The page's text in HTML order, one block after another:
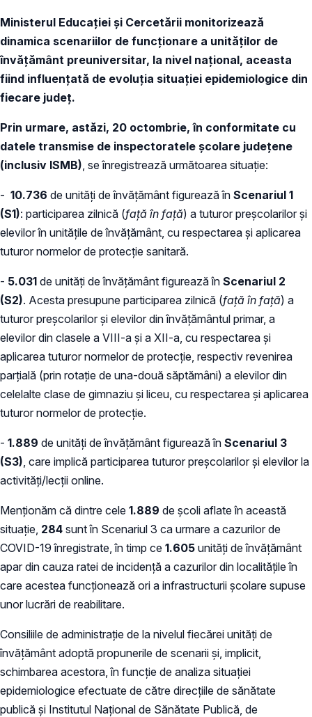
Ministerul Educației și Cercetării monitorizează
dinamica scenariilor de funcționare a unităților de
învățământ preuniversitar, la nivel național, aceasta
fiind influențată de evoluția situației epidemiologice din
fiecare județ.
Prin urmare, astăzi, 20 octombrie, în conformitate cu
datele transmise de inspectoratele școlare județene
(inclusiv ISMB) , se înregistrează următoarea situație:
- 10.736 de unități de învățământ figurează în Scenariul 1
(S1): participarea zilnică (față în față) a tuturor preșcolarilor și
elevilor în unitățile de învățământ, cu respectarea și aplicarea
tuturor normelor de protecție sanitară.
- 5.031 de unități de învățământ figurează în Scenariul 2
(S2). Acesta presupune participarea zilnică (față în față) a
tuturor preșcolarilor și elevilor din învățământul primar, a
elevilor din clasele a VIII-a și a XII-a, cu respectarea și
aplicarea tuturor normelor de protecție, respectiv revenirea
parțială (prin rotație de una-două săptămâni) a elevilor din
celelalte clase de gimnaziu și liceu, cu respectarea și aplicarea
tuturor normelor de protecție.
- 1.889 de unități de învățământ figurează în Scenariul 3
(S3) , care implică participarea tuturor preșcolarilor și elevilor la
activități/lecții online.
Menționăm că dintre cele 1.889 de școli aflate în această
situație, 284 sunt în Scenariul 3 ca urmare a cazurilor de
COVID-19 înregistrate, în timp ce 1.605 unități de învățământ
apar din cauza ratei de incidență a cazurilor din localitățile în
care acestea funcționează ori a infrastructurii școlare supuse
unor lucrări de reabilitare.
Consiliile de administrație de la nivelul fiecărei unități de
învățământ adoptă propunerile de scenarii și, implicit,
schimbarea acestora, în funcție de analiza situației
epidemiologice efectuate de către direcțiile de sănătate
publică și Institutul Național de Sănătate Publică, de